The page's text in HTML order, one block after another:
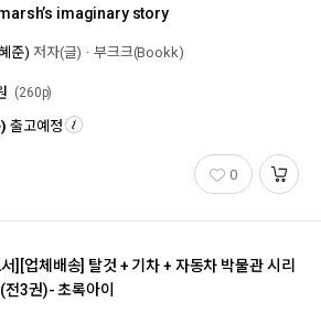
imaginary story
준) 저자(글) 부크크(Bookk)
(260p)
출고예정
0
][업체배송] 탈것 + 기차 + 자동차 박물관 시리
전3권)- 초록아이